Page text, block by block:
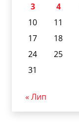
3
4
10
11
17
18
24
25
31
« Лип